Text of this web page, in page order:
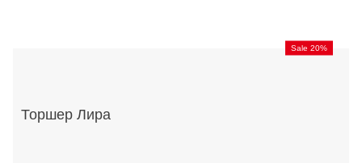
Sale 20%
Торшер Лира